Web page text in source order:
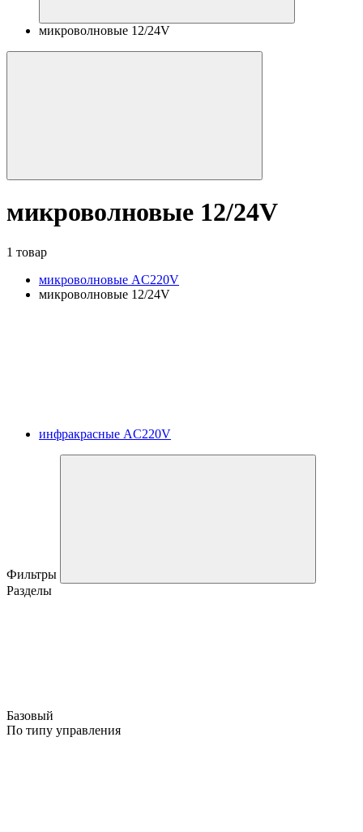
микроволновые 12/24V
микроволновые 12/24V
1 товар
микроволновые AC220V
микроволновые 12/24V
инфракрасные AC220V
Фильтры
Разделы
Базовый
По типу управления